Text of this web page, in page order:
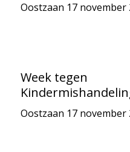
Oostzaan 17 november
Week tegen
Oostzaan 17 november